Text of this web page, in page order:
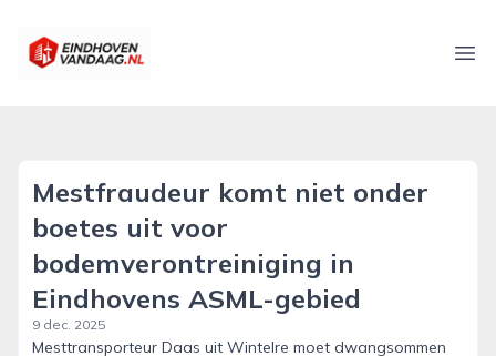
eindhovenvandaag.nl
Mestfraudeur komt niet onder
boetes uit voor
bodemverontreiniging in
Eindhovens ASML-gebied
9 dec. 2025
Mesttransporteur Daas uit Wintelre moet dwangsommen